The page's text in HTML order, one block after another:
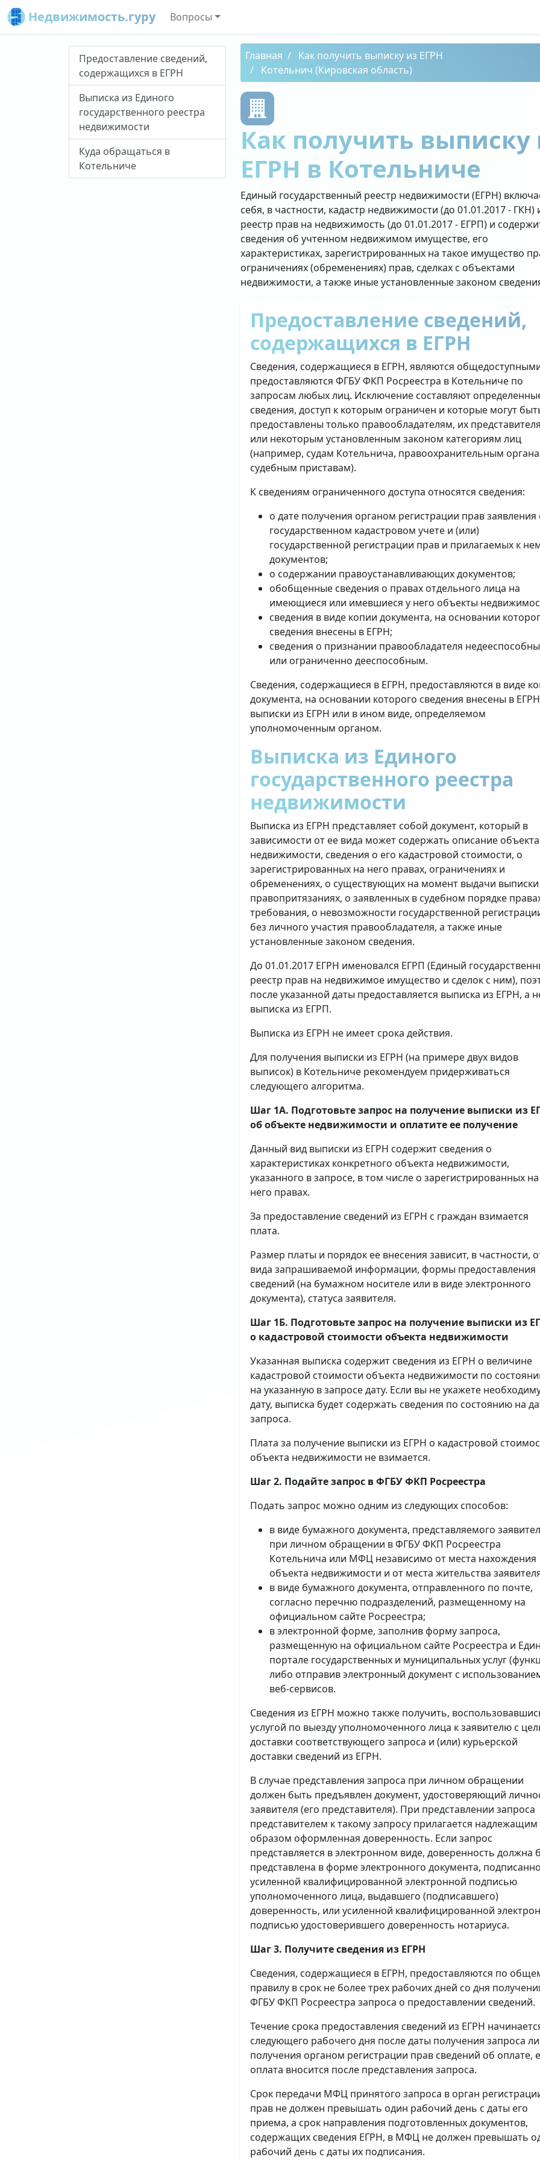
Недвижимость.гуру Вопросы
Предоставление сведений,
содержащихся в ЕГРН
Выписка из Единого
государственного реестра
недвижимости
Куда обращаться в
Котельниче
Главная
Как получить выписку из ЕГРН
Котельнич (Кировская область)
Как получить выписку
ЕГРН в Котельниче
Единый государственный реестр недвижимости (ЕГРН)
себя, в частности, кадастр недвижимости (до 01.01.2017 - ГКН)
реестр прав на недвижимость (до 01.01.2017 - ЕГРП) и
сведения об учтенном недвижимом имуществе, его
характеристиках, зарегистрированных на такое имущество
ограничениях (обременениях) прав, сделках с объектами
недвижимости, а также иные установленные законом
Предоставление сведений,
содержащихся в ЕГРН
Сведения, содержащиеся в ЕГРН, являются
предоставляются ФГБУ ФКП Росреестра в Котельниче по
запросам любых лиц. Исключение составляют
сведения, доступ к которым ограничен и которые могут
предоставлены только правообладателям, их
или некоторым установленным законом категориям лиц
(например, судам Котельнича, правоохранительным
судебным приставам).
К сведениям ограниченного доступа относятся сведения:
о дате получения органом регистрации прав заявления
государственном кадастровом учете и (или)
государственной регистрации прав и прилагаемых к
документов;
о содержании правоустанавливающих документов;
обобщенные сведения о правах отдельного лица на
имеющиеся или имевшиеся у него объекты
сведения в виде копии документа, на основании
сведения внесены в ЕГРН;
сведения о признании правообладателя
или ограниченно дееспособным.
Сведения, содержащиеся в ЕГРН, предоставляются в виде
документа, на основании которого сведения внесены в
выписки из ЕГРН или в ином виде, определяемом
уполномоченным органом.
Выписка из Единого
государственного реестра
недвижимости
Выписка из ЕГРН представляет собой документ, который в
зависимости от ее вида может содержать описание объекта
недвижимости, сведения о его кадастровой стоимости, о
зарегистрированных на него правах, ограничениях и
обременениях, о существующих на момент выдачи выписки
правопритязаниях, о заявленных в судебном порядке
требования, о невозможности государственной
без личного участия правообладателя, а также иные
установленные законом сведения.
До 01.01.2017 ЕГРН именовался ЕГРП (Единый
реестр прав на недвижимое имущество и сделок с ним),
после указанной даты предоставляется выписка из ЕГРН, а
выписка из ЕГРП.
Выписка из ЕГРН не имеет срока действия.
Для получения выписки из ЕГРН (на примере двух видов
выписок) в Котельниче рекомендуем придерживаться
следующего алгоритма.
Шаг 1А. Подготовьте запрос на получение выписки из
об объекте недвижимости и оплатите ее получение
Данный вид выписки из ЕГРН содержит сведения о
характеристиках конкретного объекта недвижимости,
указанного в запросе, в том числе о зарегистрированных на
него правах.
За предоставление сведений из ЕГРН с граждан взимается
плата.
Размер платы и порядок ее внесения зависит, в частности,
вида запрашиваемой информации, формы предоставления
сведений (на бумажном носителе или в виде электронного
документа), статуса заявителя.
Шаг 1Б. Подготовьте запрос на получение выписки из
о кадастровой стоимости объекта недвижимости
Указанная выписка содержит сведения из ЕГРН о величине
кадастровой стоимости объекта недвижимости по
на указанную в запросе дату. Если вы не укажете
дату, выписка будет содержать сведения по состоянию на
запроса.
Плата за получение выписки из ЕГРН о кадастровой
объекта недвижимости не взимается.
Шаг 2. Подайте запрос в ФГБУ ФКП Росреестра
Подать запрос можно одним из следующих способов:
в виде бумажного документа, представляемого
при личном обращении в ФГБУ ФКП Росреестра
Котельнича или МФЦ независимо от места нахождения
объекта недвижимости и от места жительства
в виде бумажного документа, отправленного по почте,
согласно перечню подразделений, размещенному на
официальном сайте Росреестра;
в электронной форме, заполнив форму запроса,
размещенную на официальном сайте Росреестра и
портале государственных и муниципальных услуг
либо отправив электронный документ с
веб-сервисов.
Сведения из ЕГРН можно также получить,
услугой по выезду уполномоченного лица к заявителю с
доставки соответствующего запроса и (или) курьерской
доставки сведений из ЕГРН.
В случае представления запроса при личном обращении
должен быть предъявлен документ, удостоверяющий
заявителя (его представителя). При представлении запроса
представителем к такому запросу прилагается надлежащим
образом оформленная доверенность. Если запрос
представляется в электронном виде, доверенность должна
представлена в форме электронного документа,
усиленной квалифицированной электронной подписью
уполномоченного лица, выдавшего (подписавшего)
доверенность, или усиленной квалифицированной
подписью удостоверившего доверенность нотариуса.
Шаг 3. Получите сведения из ЕГРН
Сведения, содержащиеся в ЕГРН, предоставляются по
правилу в срок не более трех рабочих дней со дня
ФГБУ ФКП Росреестра запроса о предоставлении сведений.
Течение срока предоставления сведений из ЕГРН
следующего рабочего дня после даты получения запроса
получения органом регистрации прав сведений об оплате,
оплата вносится после представления запроса.
Срок передачи МФЦ принятого запроса в орган
прав не должен превышать один рабочий день с даты его
приема, а срок направления подготовленных документов,
содержащих сведения ЕГРН, в МФЦ не должен превышать
рабочий день с даты их подписания.